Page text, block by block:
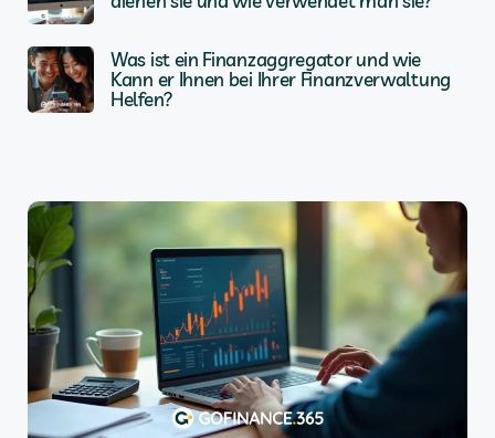
Was ist ein Finanzaggregator und wie
Kann er Ihnen bei Ihrer Finanzverwaltung
Helfen?